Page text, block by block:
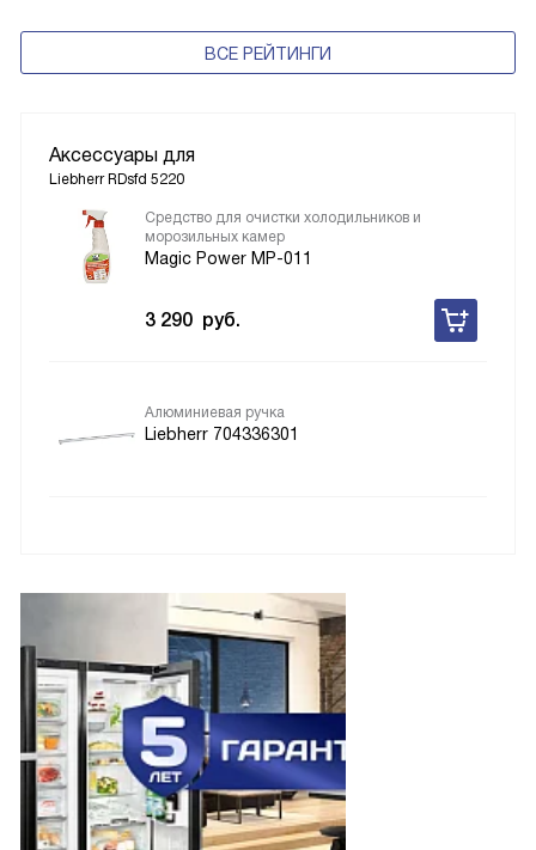
ВСЕ РЕЙТИНГИ
Аксессуары для
Liebherr RDsfd 5220
Средство для очистки холодильников и
морозильных камер
Magic Power MP-011
3 290 руб.
Алюминиевая ручка
Liebherr 704336301